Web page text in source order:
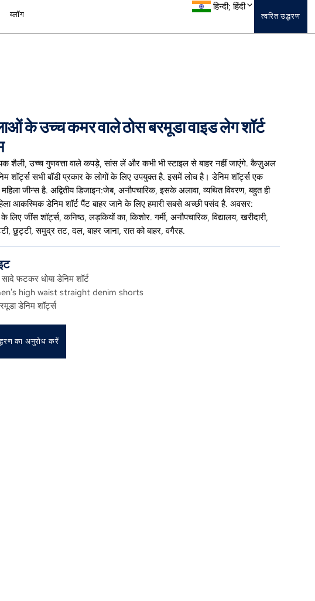
ब्लॉग त्वरित उद्धरण
हिन्दी; हिंदी
के उच्च कमर वाले ठोस बरमूडा वाइड लेग शॉर्ट
शैली, उच्च गुणवत्ता वाले कपड़े, सांस लें और कभी भी स्टाइल से बाहर नहीं जाएंगे. कैज़ुअल
शॉर्ट्स सभी बॉडी प्रकार के लोगों के लिए उपयुक्त है. इसमें लोच है। डेनिम शॉर्ट्स एक
जीन्स है. अद्वितीय डिजाइन:जेब, अनौपचारिक, इसके अलावा, व्यथित विवरण, बहुत ही
आकस्मिक डेनिम शॉर्ट पैंट बाहर जाने के लिए हमारी सबसे अच्छी पसंद है. अवसर:
लिए जींस शॉर्ट्स, कनिष्ठ, लड़कियों का, किशोर. गर्मी, अनौपचारिक, विद्यालय, खरीदारी,
छुट्टी, समुद्र तट, दल, बाहर जाना, रात को बाहर, वगैरह.
सादे फटकर धोया डेनिम शॉर्ट
high waist straight denim shorts
डेनिम शॉर्ट्स
का अनुरोध करें